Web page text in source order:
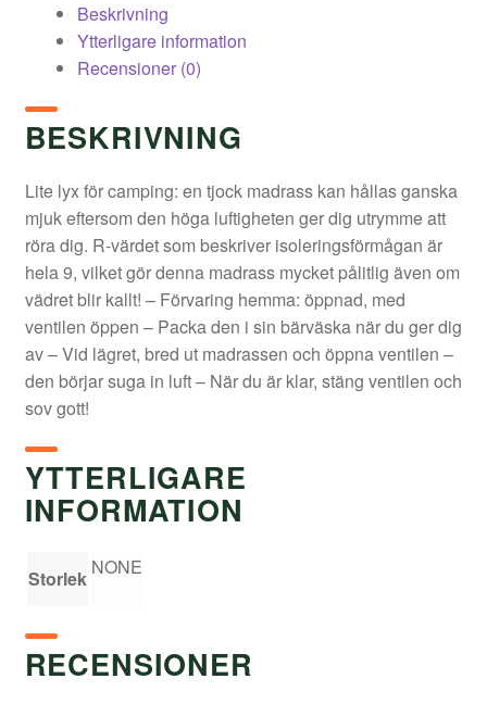
Beskrivning
Ytterligare information
Recensioner (0)
BESKRIVNING
Lite lyx för camping: en tjock madrass kan hållas ganska
mjuk eftersom den höga luftigheten ger dig utrymme att
röra dig. R-värdet som beskriver isoleringsförmågan är
hela 9, vilket gör denna madrass mycket pålitlig även om
vädret blir kallt! – Förvaring hemma: öppnad, med
ventilen öppen – Packa den i sin bärväska när du ger dig
av – Vid lägret, bred ut madrassen och öppna ventilen –
den börjar suga in luft – När du är klar, stäng ventilen och
sov gott!
YTTERLIGARE
INFORMATION
Storlek NONE
RECENSIONER